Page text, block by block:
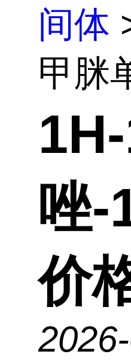
间体
甲脒
唑-
价